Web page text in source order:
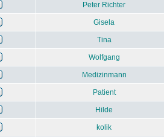
Peter Richter
Gisela
Tina
Wolfgang
Medizinmann
Patient
Hilde
kolik